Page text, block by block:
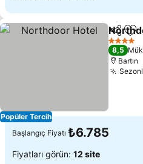
Popüler Tercih
Paylaş
4 Yıldız
8,5
Bartın
Başlangıç Fiyatı ₺6.785
Fiyatları görün: 12 site